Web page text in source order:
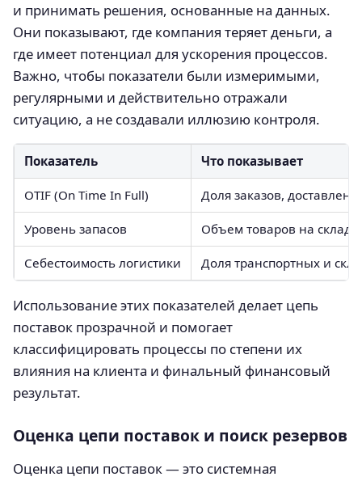
и принимать решения, основанные на данных.
Они показывают, где компания теряет деньги, а
где имеет потенциал для ускорения процессов.
Важно, чтобы показатели были измеримыми,
регулярными и действительно отражали
ситуацию, а не создавали иллюзию контроля.
Показатель Что показывает
OTIF (On Time In Full) Доля заказов,
Уровень запасов Объем товаров на
Себестоимость логистики Доля транспортных и
Использование этих показателей делает цепь
поставок прозрачной и помогает
классифицировать процессы по степени их
влияния на клиента и финальный финансовый
результат.
Оценка цепи поставок и поиск резервов
Оценка цепи поставок — это системная